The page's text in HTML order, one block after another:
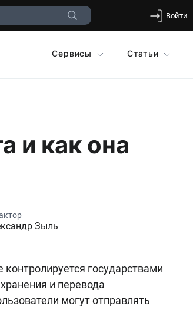
Войти
Сервисы Статьи
и как она
Зыль
государствами
и перевода
могут отправлять